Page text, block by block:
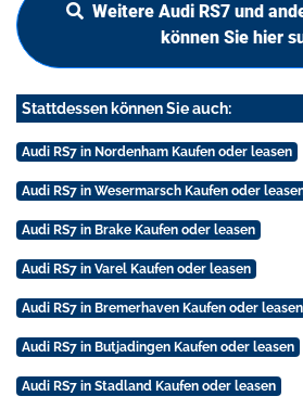
Weitere Audi RS7 und
können Sie hier
Stattdessen können Sie auch:
Audi RS7 in Nordenham Kaufen oder leasen
Audi RS7 in Wesermarsch Kaufen oder
Audi RS7 in Brake Kaufen oder leasen
Audi RS7 in Varel Kaufen oder leasen
Audi RS7 in Bremerhaven Kaufen oder leasen
Audi RS7 in Butjadingen Kaufen oder leasen
Audi RS7 in Stadland Kaufen oder leasen